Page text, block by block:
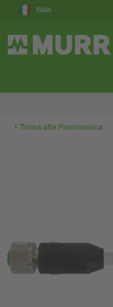
Italia
‹ Torna alla Panoramica